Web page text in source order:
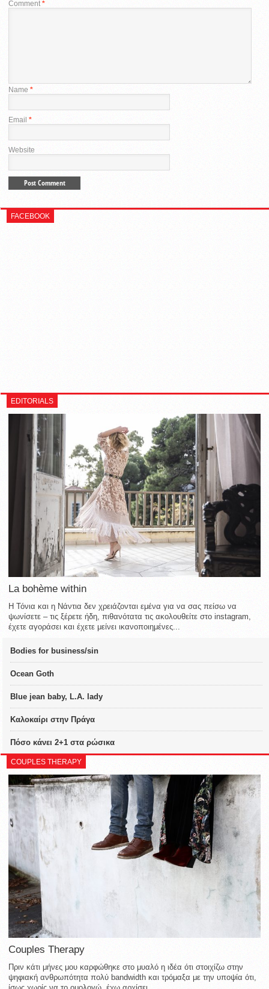
Comment*
Name *
Email *
Website
FACEBOOK
EDITORIALS
La bohème within
Η Τόνια και η Νάντια δεν χρειάζονται εμένα για να σας πείσω να
ψωνίσετε – τις ξέρετε ήδη, πιθανότατα τις ακολουθείτε στο instagram,
έχετε αγοράσει και έχετε μείνει ικανοποιημένες...
Bodies for business/sin
Ocean Goth
Blue jean baby, L.A. lady
Καλοκαίρι στην Πράγα
Πόσο κάνει 2+1 στα ρώσικα
COUPLES THERAPY
Couples Therapy
Πριν κάτι μήνες μου καρφώθηκε στο μυαλό η ιδέα ότι στοιχίζω στην
ψηφιακή ανθρωπότητα πολύ bandwidth και τρόμαξα με την υποψία ότι,